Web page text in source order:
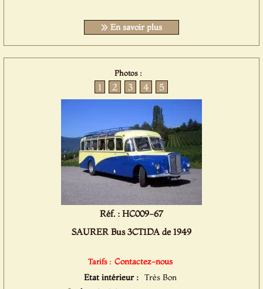
En savoir plus
Photos :
1 2 3 4 5
Réf. : HC009-67
SAURER Bus 3CT1DA de 1949
Tarifs : Contactez-nous
Etat intérieur : Très Bon